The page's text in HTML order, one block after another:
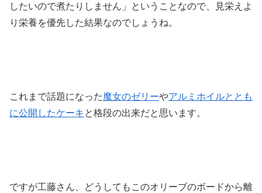
したいので煮たりしません」ということなので、見栄えよ
り栄養を優先した結果なのでしょうね。
これまで話題になった魔女のゼリーやアルミホイルととも
に公開したケーキ と格段の出来だと思います。
ですが工藤さん、どうしてもこのオリーブのボードから離